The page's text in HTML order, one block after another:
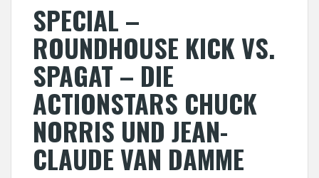
SPECIAL –
ROUNDHOUSE KICK VS.
SPAGAT – DIE
ACTIONSTARS CHUCK
NORRIS UND JEAN-
CLAUDE VAN DAMME